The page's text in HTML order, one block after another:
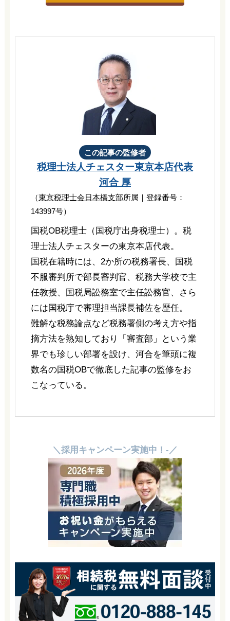
この記事の監修者
税理士法人チェスター東京本店代表
河合 厚
（東京税理士会日本橋支部所属｜登録番号：
143997号）
国税OB税理士（国税庁出身税理士）。税
理士法人チェスターの東京本店代表。
国税在籍時には、2か所の税務署長、国税
不服審判所で部長審判官、税務大学校で主
任教授、国税局訟務室で主任訟務官、さら
には国税庁で審理担当課長補佐を歴任。
難解な税務論点など税務署側の考え方や指
摘方法を熟知しており「審査部」という業
界でも珍しい部署を設け、河合を筆頭に複
数名の国税OBで徹底した記事の監修をお
こなっている。
＼採用キャンペーン実施中！-／